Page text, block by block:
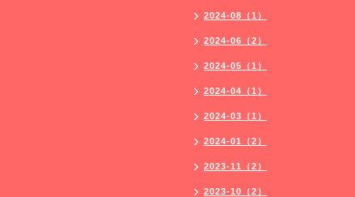
2024-08（1）
2024-06（2）
2024-05（1）
2024-04（1）
2024-03（1）
2024-01（2）
2023-11（2）
2023-10（2）